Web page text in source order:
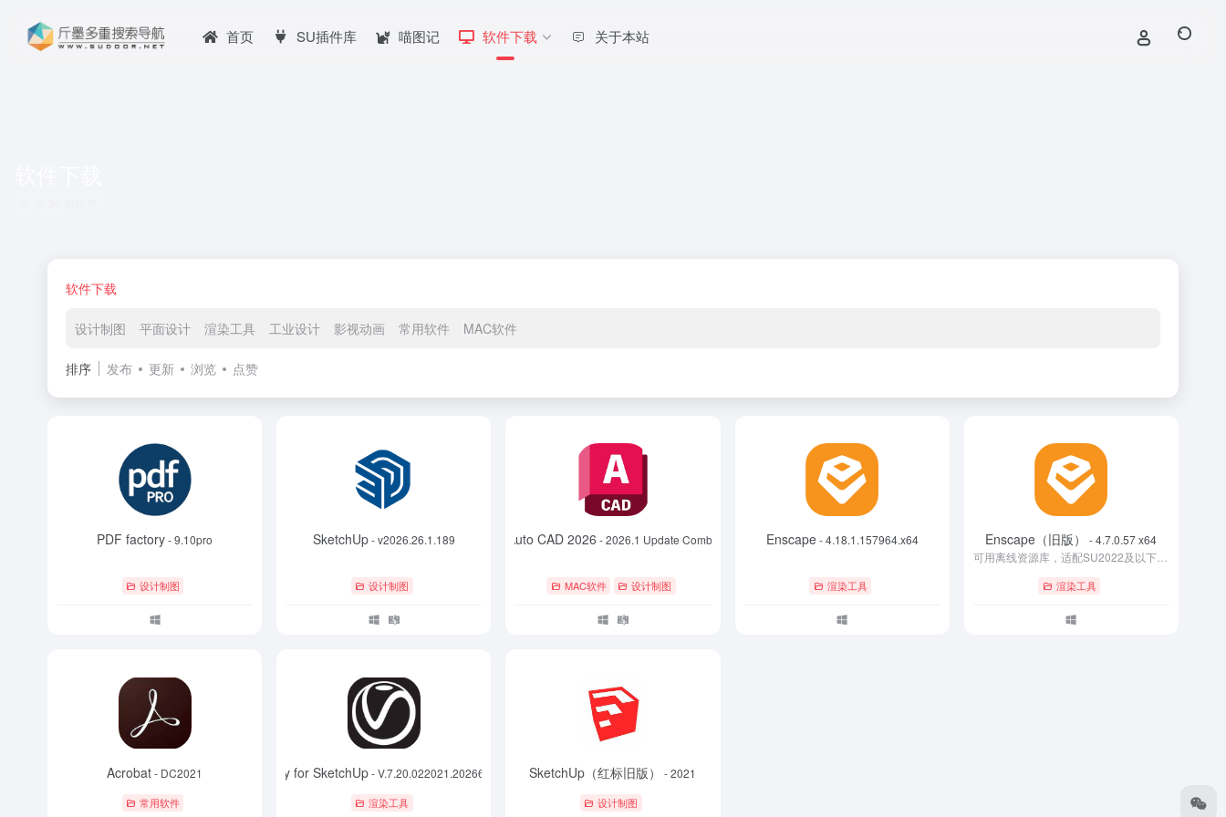
首页 SU插件库 喵图记 软件下载 关于本站
软件下载
设计制图 平面设计 渲染工具 工业设计 影视动画 常用软件 MAC软件
排序 发布 更新 浏览 点赞
PDF factory- 9.10pro
设计制图
SketchUp- v2026.26.1.189
设计制图
Auto CAD 2026 - 2026.1 Update Combo
MAC软件 设计制图
Enscape- 4.18.1.157964.x64
渲染工具
Enscape（旧版）
- 4.7.0.57 x64
可用离线资源库，适配SU2022及以下版本
渲染工具
Acrobat- DC2021
常用软件
V-Ray for SketchUp- V.7.20.022021.202664.x64
渲染工具
SketchUp（红标旧版） - 2021
设计制图